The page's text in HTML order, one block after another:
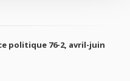
politique 76-2, avril-juin